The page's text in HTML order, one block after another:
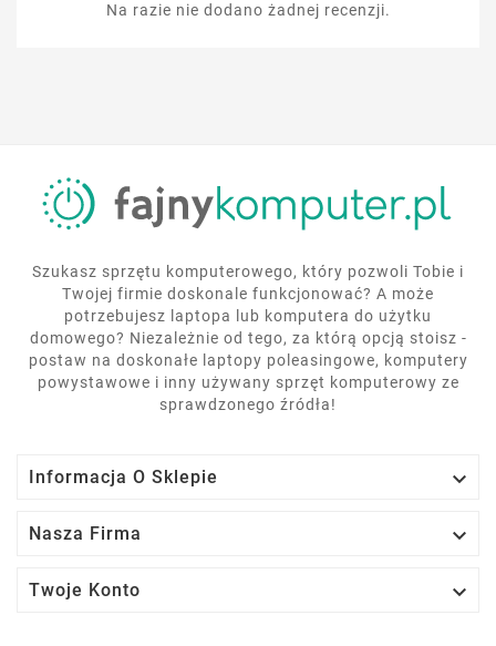
Na razie nie dodano żadnej recenzji.
Szukasz sprzętu komputerowego, który pozwoli Tobie i
Twojej firmie doskonale funkcjonować? A może
potrzebujesz laptopa lub komputera do użytku
domowego? Niezależnie od tego, za którą opcją stoisz -
postaw na doskonałe laptopy poleasingowe, komputery
powystawowe i inny używany sprzęt komputerowy ze
sprawdzonego źródła!
Informacja O Sklepie 
Nasza Firma 
Twoje Konto 